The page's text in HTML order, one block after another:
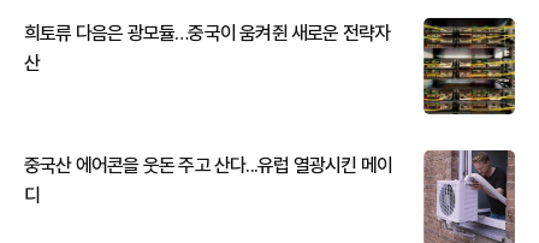
희토류 다음은 광모듈…중국이 움켜쥔 새로운 전략자
산
중국산 에어콘을 웃돈 주고 산다...유럽 열광시킨 메이
디